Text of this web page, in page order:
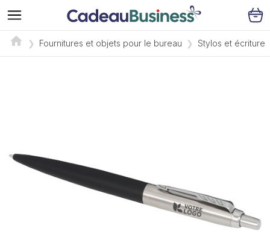
Fournitures et objets pour le bureau Stylos et écriture